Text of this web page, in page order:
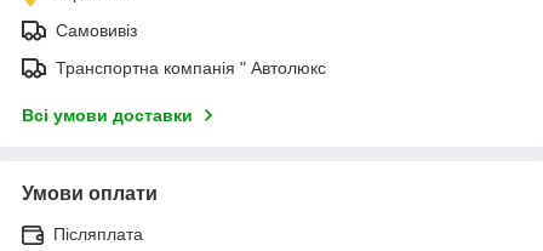
Самовивіз
Транспортна компанія " Автолюкс
Всі умови доставки
Умови оплати
Післяплата